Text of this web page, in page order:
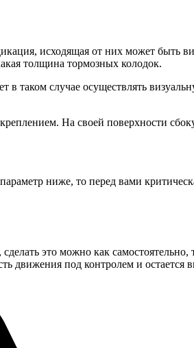
исходящая от них может быть
толщина тормозных колодок.
таком случае осуществлять
На своей поверхности
ниже, то перед вами
это можно как самостоятельно,
движения под контролем и остается